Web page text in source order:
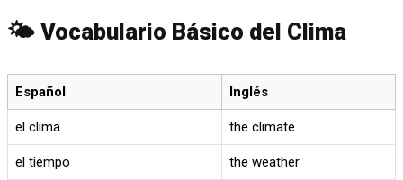
🌤️ Vocabulario Básico del Clima
Español Inglés
el clima the climate
el tiempo the weather